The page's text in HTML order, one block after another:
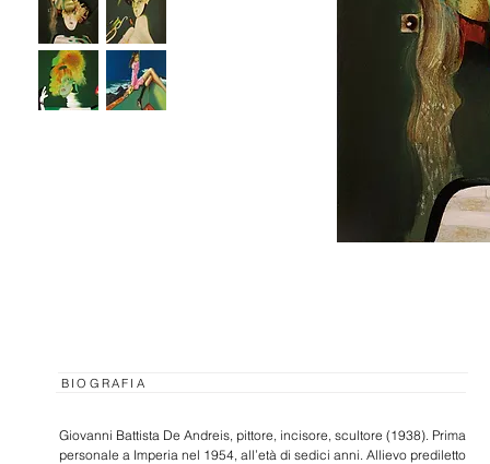
BIOGRAFIA
Giovanni Battista De Andreis, pittore, incisore, scultore (1938). Prima
personale a Imperia nel 1954, all’età di sedici anni. Allievo prediletto